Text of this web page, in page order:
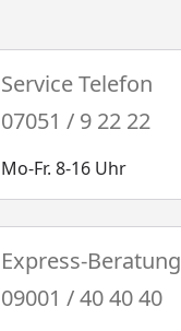
Service Telefon
07051 / 9 22 22
Mo-Fr. 8-16 Uhr
Express-Beratung
09001 / 40 40 40